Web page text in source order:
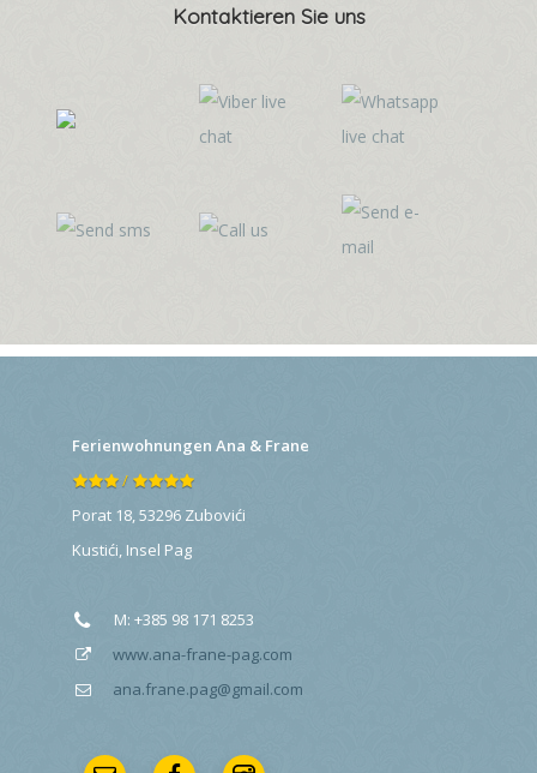
Kontaktieren Sie uns
Ferienwohnungen Ana & Frane
/
Porat 18, 53296 Zubovići
Kustići, Insel Pag
M:+385 98 171 8253
www.ana-frane-pag.com
ana.frane.pag@gmail.com